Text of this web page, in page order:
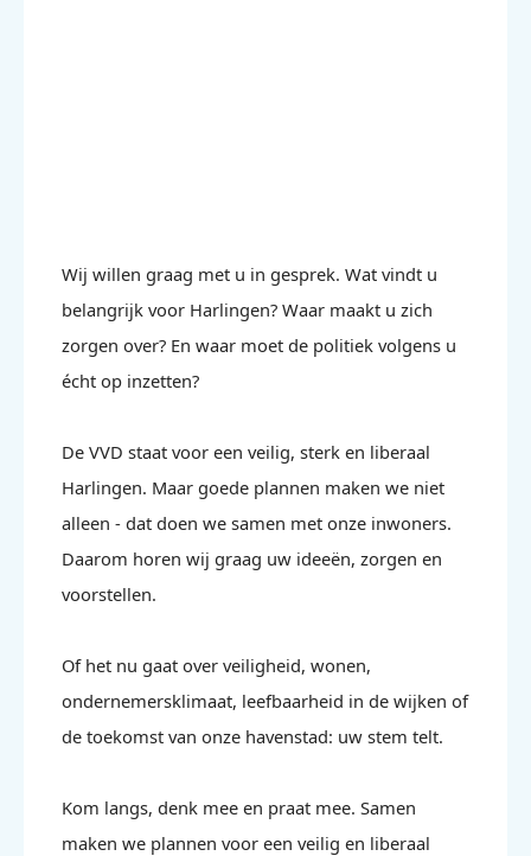
Wij willen graag met u in gesprek. Wat vindt u
belangrijk voor Harlingen? Waar maakt u zich
zorgen over? En waar moet de politiek volgens u
écht op inzetten?
De VVD staat voor een veilig, sterk en liberaal
Harlingen. Maar goede plannen maken we niet
alleen - dat doen we samen met onze inwoners.
Daarom horen wij graag uw ideeën, zorgen en
voorstellen.
Of het nu gaat over veiligheid, wonen,
ondernemersklimaat, leefbaarheid in de wijken of
de toekomst van onze havenstad: uw stem telt.
Kom langs, denk mee en praat mee. Samen
maken we plannen voor een veilig en liberaal